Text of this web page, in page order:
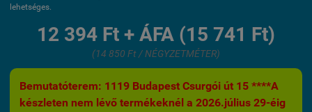
lehetséges.
12 394 Ft + ÁFA (15 741 Ft)
(14 850 Ft / NÉGYZETMÉTER)
Bemutatóterem: 1119 Budapest Csurgói út 15 ****A
készleten nem lévő termékeknél a 2026.július 29-éig